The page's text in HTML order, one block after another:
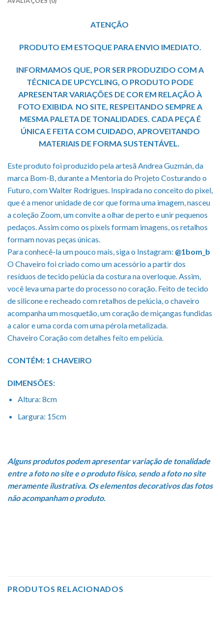
ATENÇÃO
PRODUTO EM ESTOQUE PARA ENVIO IMEDIATO.
INFORMAMOS QUE, POR SER PRODUZIDO COM A
TÉCNICA DE UPCYCLING, O PRODUTO PODE
APRESENTAR VARIAÇÕES DE COR EM RELAÇÃO À
FOTO EXIBIDA NO SITE, RESPEITANDO SEMPRE A
MESMA PALETA DE TONALIDADES. CADA PEÇA É
ÚNICA E FEITA COM CUIDADO, APROVEITANDO
MATERIAIS DE FORMA SUSTENTÁVEL.
Este produto foi produzido pela artesã Andrea Guzmán, da
marca Bom-B, durante a Mentoria do Projeto Costurando o
Futuro, com Walter Rodrigues. Inspirada no conceito do pixel,
que é a menor unidade de cor que forma uma imagem, nasceu
a coleção Zoom, um convite a olhar de perto e unir pequenos
pedaços. Assim como os pixels formam imagens, os retalhos
formam novas peças únicas.
Para conhecê-la um pouco mais, siga o Instagram: @1bom_b
O Chaveiro foi criado como um acessório a partir dos
resíduos de tecido pelúcia da costura na overloque. Assim,
você leva uma parte do processo no coração. Feito de tecido
de silicone e recheado com retalhos de pelúcia, o chaveiro
acompanha um mosquetão, um coração de miçangas fundidas
a calor e uma corda com uma pérola metalizada.
Chaveiro Coração com detalhes feito em pelúcia.
CONTÉM: 1 CHAVEIRO
DIMENSÕES:
Altura: 8cm
Largura: 15cm
Alguns produtos podem apresentar variação de tonalidade
entre a foto no site e o produto físico, sendo a foto no site
meramente ilustrativa. Os elementos decorativos das fotos
não acompanham o produto.
PRODUTOS RELACIONADOS